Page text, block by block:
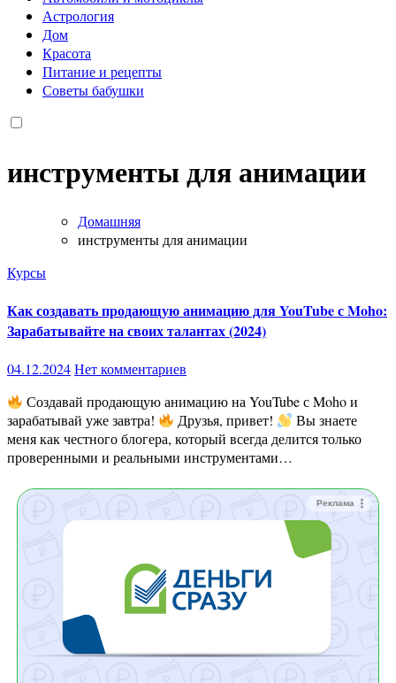
Астрология
Дом
Красота
Питание и рецепты
Советы бабушки
инструменты для анимации
Домашняя
инструменты для анимации
Курсы
Как создавать продающую анимацию для YouTube с Moho:
Зарабатывайте на своих талантах (2024)
04.12.2024Нет комментариев
Создавай продающую анимацию на YouTube с Moho и
зарабатывай уже завтра!
Друзья, привет!
Вы знаете
меня как честного блогера, который всегда делится только
проверенными и реальными инструментами…
Реклама